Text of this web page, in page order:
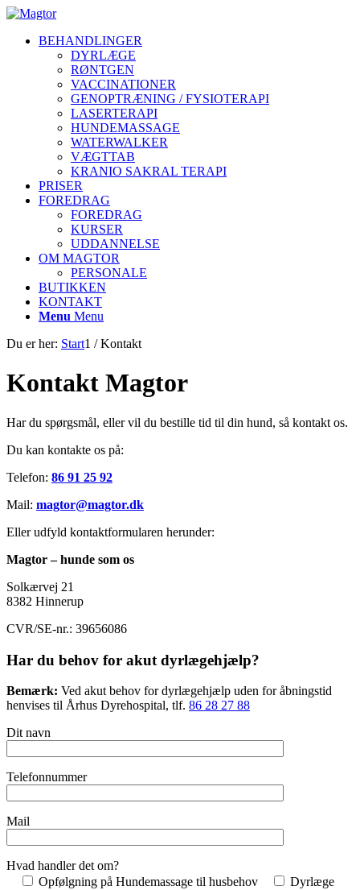
BEHANDLINGER
DYRLÆGE
RØNTGEN
VACCINATIONER
GENOPTRÆNING / FYSIOTERAPI
LASERTERAPI
HUNDEMASSAGE
WATERWALKER
VÆGTTAB
KRANIO SAKRAL TERAPI
PRISER
FOREDRAG
FOREDRAG
KURSER
UDDANNELSE
OM MAGTOR
PERSONALE
BUTIKKEN
KONTAKT
Menu Menu
Du er her: Start1 / Kontakt
Kontakt Magtor
Har du spørgsmål, eller vil du bestille tid til din hund, så kontakt os.
Du kan kontakte os på:
Telefon: 86 91 25 92
Mail: magtor@magtor.dk
Eller udfyld kontaktformularen herunder:
Magtor – hunde som os
Solkærvej 21
8382 Hinnerup
CVR/SE-nr.: 39656086
Har du behov for akut dyrlægehjælp?
Bemærk: Ved akut behov for dyrlægehjælp uden for åbningstid
henvises til Århus Dyrehospital, tlf. 86 28 27 88
Dit navn
Telefonnummer
Mail
Hvad handler det om?
Opfølgning på Hundemassage til husbehov
Dyrlæge